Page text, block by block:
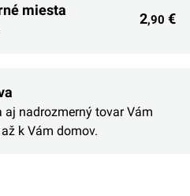
miesta
2,90 €
aj nadrozmerný tovar Vám
k Vám domov.